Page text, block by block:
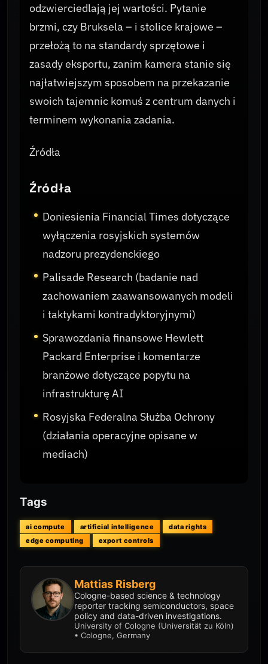
odzwierciedlają jej wartości. Pytanie
brzmi, czy Bruksela – i stolice krajowe –
przełożą to na standardy sprzętowe i
zasady eksportu, zanim kamera stanie się
najłatwiejszym sposobem na przekazanie
swoich tajemnic komuś z centrum danych i
terminem wykonania zadania.
Źródła
Źródła
Doniesienia Financial Times dotyczące
wyłączenia rosyjskich systemów
nadzoru prezydenckiego
Palisade Research (badanie nad
zachowaniem zaawansowanych modeli
i taktykami kontradyktoryjnymi)
Sprawozdania finansowe Hewlett
Packard Enterprise i komentarze
branżowe dotyczące popytu na
infrastrukturę AI
Rosyjska Federalna Służba Ochrony
(działania operacyjne opisane w
mediach)
Tags
ai compute artificial intelligence
data rights
edge computing
export controls
Mattias Risberg
Cologne-based science & technology
reporter tracking semiconductors, space
policy and data-driven investigations.
University of Cologne (Universität zu Köln)
• Cologne, Germany